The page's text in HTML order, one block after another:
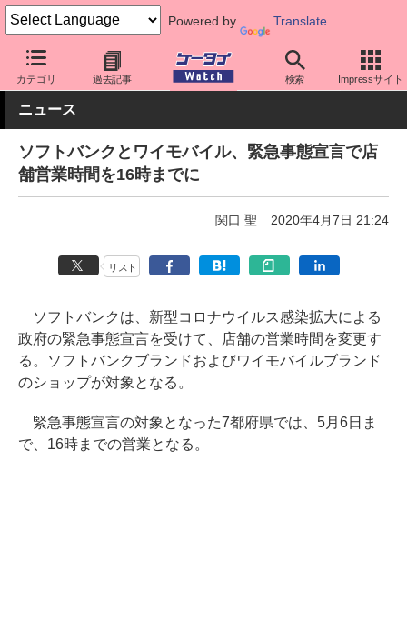
Powered by Translate
カテゴリ 過去記事 検索 Impressサイト
ケータイ Watch キャリア ソフトバンク サポート
ニュース
ソフトバンクとワイモバイル、緊急事態宣言で店
舗営業時間を16時までに
関口 聖 2020年4月7日 21:24
リスト
ソフトバンクは、新型コロナウイルス感染拡大による
政府の緊急事態宣言を受けて、店舗の営業時間を変更す
る。ソフトバンクブランドおよびワイモバイルブランド
のショップが対象となる。
緊急事態宣言の対象となった7都府県では、5月6日ま
で、16時までの営業となる。